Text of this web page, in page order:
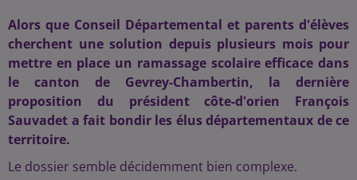
Alors que Conseil Départemental et parents d'élèves
cherchent une solution depuis plusieurs mois pour
mettre en place un ramassage scolaire efficace dans
le canton de Gevrey-Chambertin, la dernière
proposition du président côte-d'orien François
Sauvadet a fait bondir les élus départementaux de ce
territoire.
Le dossier semble décidemment bien complexe.